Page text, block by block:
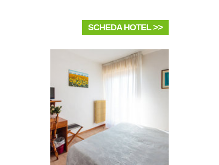
SCHEDA HOTEL >>